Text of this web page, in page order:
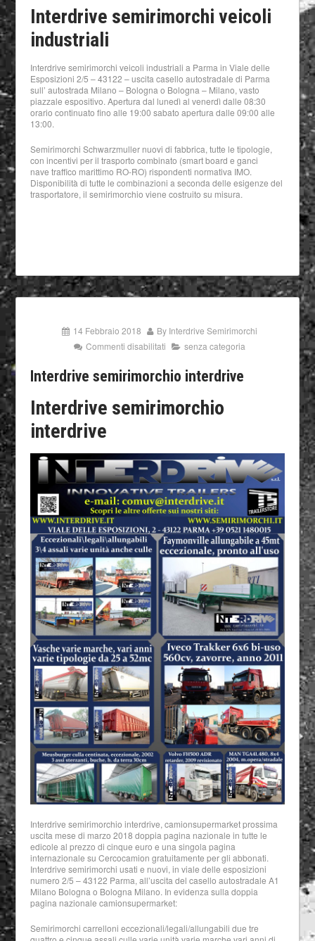
Interdrive semirimorchi veicoli
industriali
Interdrive semirimorchi veicoli industriali a Parma in Viale delle
Esposizioni 2/5 – 43122 – uscita casello autostradale di Parma
sull’ autostrada Milano – Bologna o Bologna – Milano, vasto
piazzale espositivo. Apertura dal lunedì al venerdì dalle 08:30
orario continuato fino alle 19:00 sabato apertura dalle 09:00 alle
13:00.
Semirimorchi Schwarzmuller nuovi di fabbrica, tutte le tipologie,
con incentivi per il trasporto combinato (smart board e ganci
nave traffico marittimo RO-RO) rispondenti normativa IMO.
Disponibilità di tutte le combinazioni a seconda delle esigenze del
trasportatore, il semirimorchio viene costruito su misura.
14 Febbraio 2018 By Interdrive Semirimorchi
Commenti disabilitati
senza categoria
Interdrive semirimorchio interdrive
Interdrive semirimorchio
interdrive
Interdrive semirimorchio interdrive, camionsupermarket prossima
uscita mese di marzo 2018 doppia pagina nazionale in tutte le
edicole al prezzo di cinque euro e una singola pagina
internazionale su Cercocamion gratuitamente per gli abbonati.
Interdrive semirimorchi usati e nuovi, in viale delle esposizioni
numero 2/5 – 43122 Parma, all’uscita del casello autostradale A1
Milano Bologna o Bologna Milano. In evidenza sulla doppia
pagina nazionale camionsupermarket:
Semirimorchi carrelloni eccezionali/legali/allungabili due tre